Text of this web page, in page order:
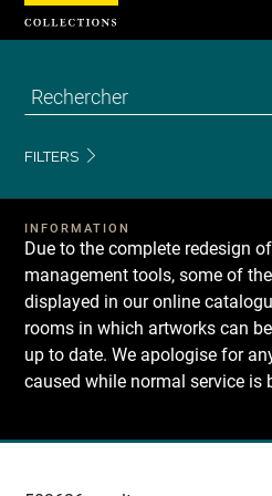
FILTERS
INFORMATION
Due to the complete redesign
management tools, some of
displayed in our online
rooms in which artworks can
up to date. We apologise for
caused while normal service is
Recherche
Cookies management panel